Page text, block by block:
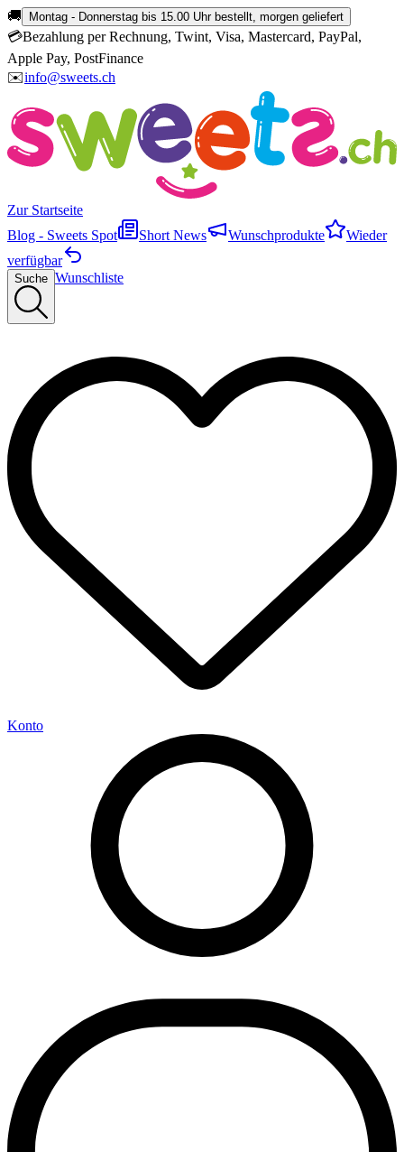
🚚 Montag - Donnerstag bis 15.00 Uhr bestellt, morgen geliefert
💳Bezahlung per Rechnung, Twint, Visa, Mastercard, PayPal,
Apple Pay, PostFinance
✉️info@sweets.ch
Zur Startseite
Blog - Sweets Spot
Short News Wunschprodukte
Wieder
verfügbar
Suche Wunschliste
Konto